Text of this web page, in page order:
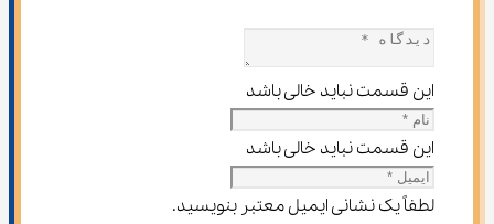
این قسمت نباید خالی باشد
این قسمت نباید خالی باشد
لطفاً یک نشانی ایمیل معتبر بنویسید.